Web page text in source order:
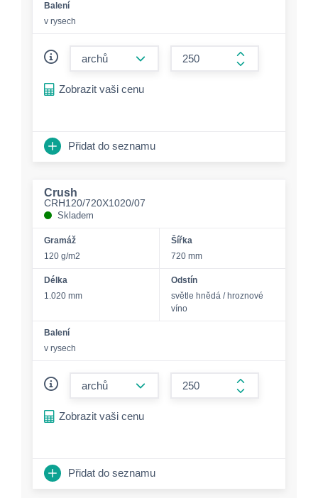
Balení
v rysech
form.increase-
Zobrazit vaši cenu
Přidat do seznamu
Crush
CRH120/720X1020/07
Skladem
Gramáž
120 g/m2
Šířka
720 mm
Délka
1.020 mm
Odstín
světle hnědá / hroznové
víno
Balení
v rysech
form.increase-
Zobrazit vaši cenu
Přidat do seznamu